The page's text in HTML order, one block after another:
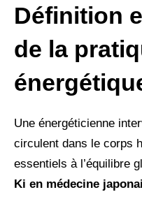
Définition
de la
Une énergéticienne
circulent dans le corps
essentiels à l’équilibre
Ki en médecine